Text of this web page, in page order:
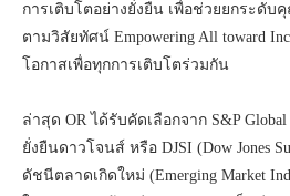
การเติบโตอย่างยั่งยืน เพื่อช่วยยกระดั
ตามวิสัยทัศน์ Empowering All toward
โอกาสเพื่อทุกการเติบโตร่วมกัน
ล่าสุด OR ได้รับคัดเลือกจาก S&P
ยั่งยืนดาวโจนส์ หรือ DJSI (Dow Jones
ดัชนีตลาดเกิดใหม่ (Emerging Market